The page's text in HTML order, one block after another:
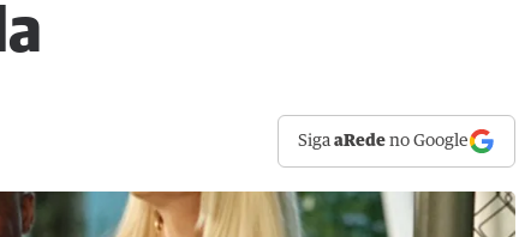
SigaaRede no Google